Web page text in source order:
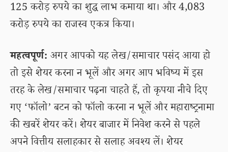
125 करोड़ रुपये का शुद्ध लाभ कमाया था। और 4,083
करोड़ रुपये का राजस्व एकत्र किया।
महत्वपूर्ण: अगर आपको यह लेख/समाचार पसंद आया हो
तो इसे शेयर करना न भूलें और अगर आप भविष्य में इस
तरह के लेख/समाचार पढ़ना चाहते हैं, तो कृपया नीचे दिए
गए ‘फॉलो’ बटन को फॉलो करना न भूलें और महाराष्ट्रनामा
की खबरें शेयर करें। शेयर बाजार में निवेश करने से पहले
अपने वित्तीय सलाहकार से सलाह अवश्य लें। शेयर